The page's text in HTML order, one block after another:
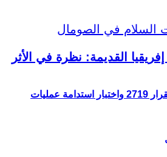
متلازمة مقديشو: القرار 2719 واختبار استدامة عمليات
القديمة: نظرة في الأثر